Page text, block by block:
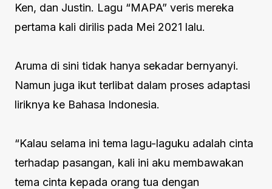
Ken, dan Justin. Lagu “MAPA” veris mereka
pertama kali dirilis pada Mei 2021 lalu.
Aruma di sini tidak hanya sekadar bernyanyi.
Namun juga ikut terlibat dalam proses adaptasi
liriknya ke Bahasa Indonesia.
“Kalau selama ini tema lagu-laguku adalah cinta
terhadap pasangan, kali ini aku membawakan
tema cinta kepada orang tua dengan